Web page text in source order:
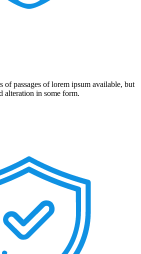
of passages of lorem ipsum available, but
alteration in some form.